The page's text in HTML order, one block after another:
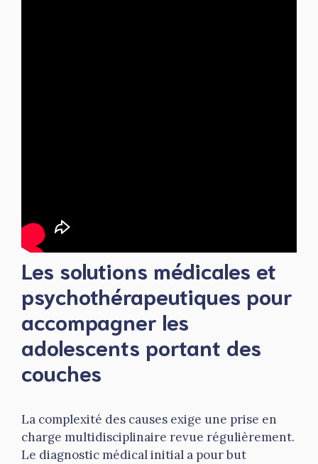
Les solutions médicales et
psychothérapeutiques pour
accompagner les
adolescents portant des
couches
La complexité des causes exige une prise en
charge multidisciplinaire revue régulièrement.
Le diagnostic médical initial a pour but